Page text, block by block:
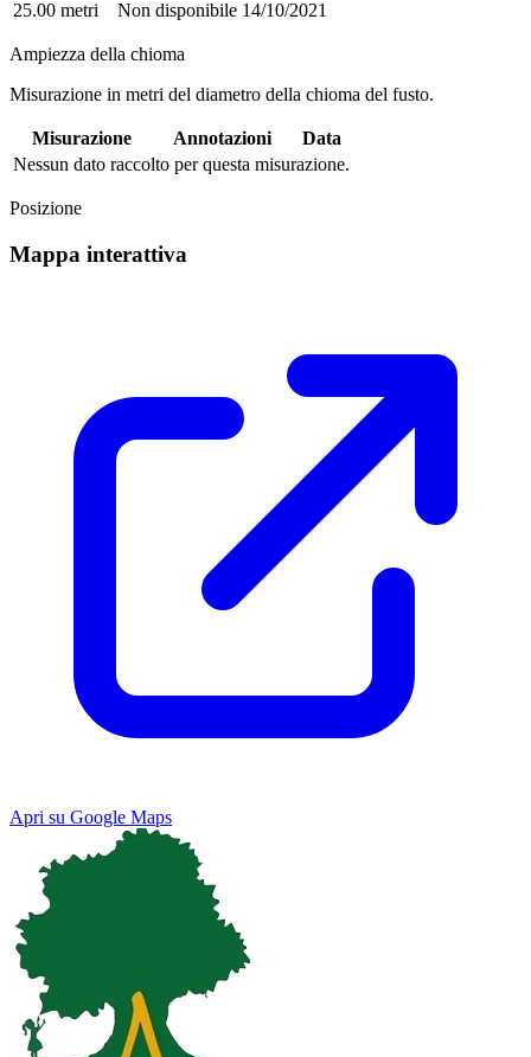
25.00 metri
Non disponibile 14/10/2021
Ampiezza della chioma
Misurazione in metri del diametro della chioma del fusto.
Misurazione Annotazioni
Data
Nessun dato raccolto per questa misurazione.
Posizione
Mappa interattiva
Apri su Google Maps
Map Satellite
Keyboard shortcuts